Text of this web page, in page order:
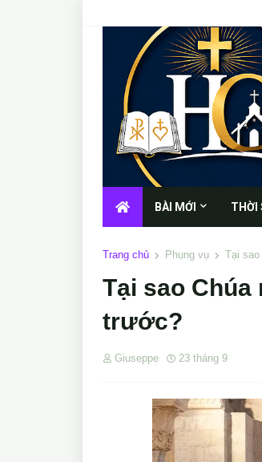
BÀI MỚI THỜI
Trang chủ Phụng vụ Tại
Tại sao Chúa
trước?
Giuseppe 23 tháng 9